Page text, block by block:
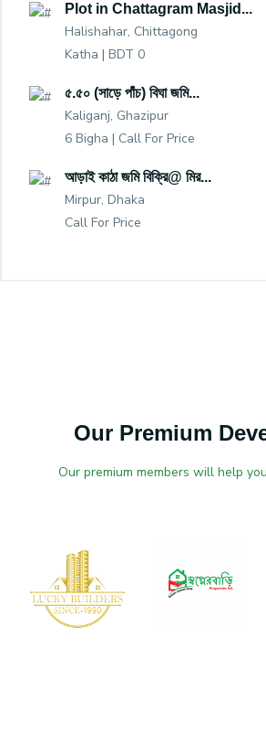
Plot in Chattagram Masjid...
Halishahar, Chittagong
Katha | BDT 0
৫.৫০ (সাড়ে পাঁচ) বিঘা জমি...
Kaliganj, Ghazipur
6 Bigha | Call For Price
আড়াই কাঠা জমি বিক্রি@ মির...
Mirpur, Dhaka
Call For Price
Our Premium
Our premium members will help